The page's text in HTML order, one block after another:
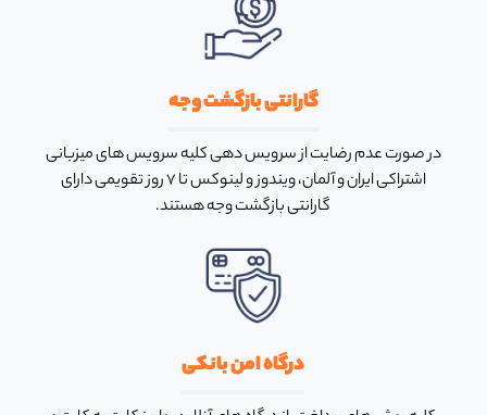
گارانتی بازگشت وجه
در صورت عدم رضایت از سرویس دهی کلیه سرویس های میزبانی
اشتراکی ایران و آلمان، ویندوز و لینوکس تا ۷ روز تقویمی دارای
گارانتی بازگشت وجه هستند​.
درگاه امن بانکی